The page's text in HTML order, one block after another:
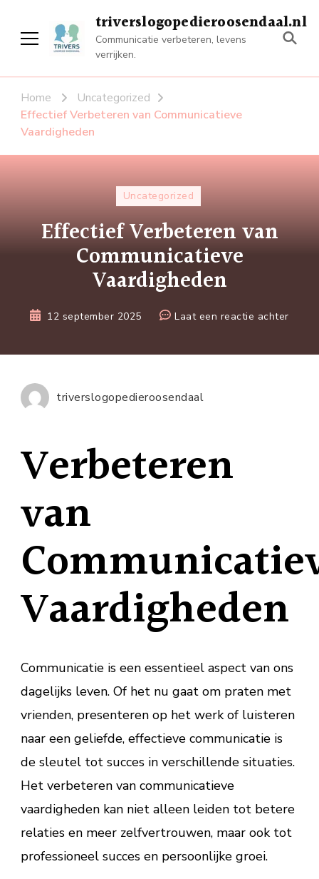
triverslogopedieroosendaal.nl
Communicatie verbeteren, levens
verrijken.
Home
Uncategorized
Effectief Verbeteren van Communicatieve
Vaardigheden
Uncategorized
Effectief Verbeteren van
Communicatieve
Vaardigheden
12 september 2025 Laat een reactie achterop
triverslogopedieroosendaal
Verbeteren
van
Vaardigheden
Communicatie is een essentieel aspect van ons
dagelijks leven. Of het nu gaat om praten met
vrienden, presenteren op het werk of luisteren
naar een geliefde, effectieve communicatie is
de sleutel tot succes in verschillende situaties.
Het verbeteren van communicatieve
vaardigheden kan niet alleen leiden tot betere
relaties en meer zelfvertrouwen, maar ook tot
professioneel succes en persoonlijke groei.